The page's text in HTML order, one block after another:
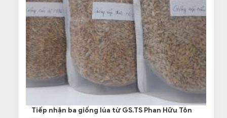
Tiếp nhận ba giống lúa từ GS.TS Phan Hữu Tôn